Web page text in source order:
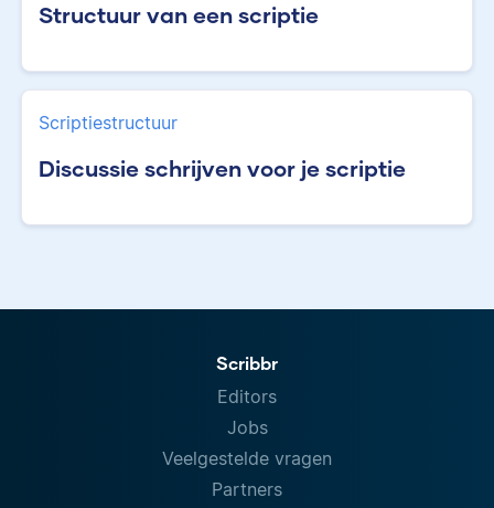
Structuur van een scriptie
Scriptiestructuur
Discussie schrijven voor je scriptie
Scribbr
Editors
Jobs
Veelgestelde vragen
Partners